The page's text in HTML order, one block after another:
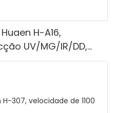
H-A16,
UV/MG/IR/DD,
de 1100 euros por